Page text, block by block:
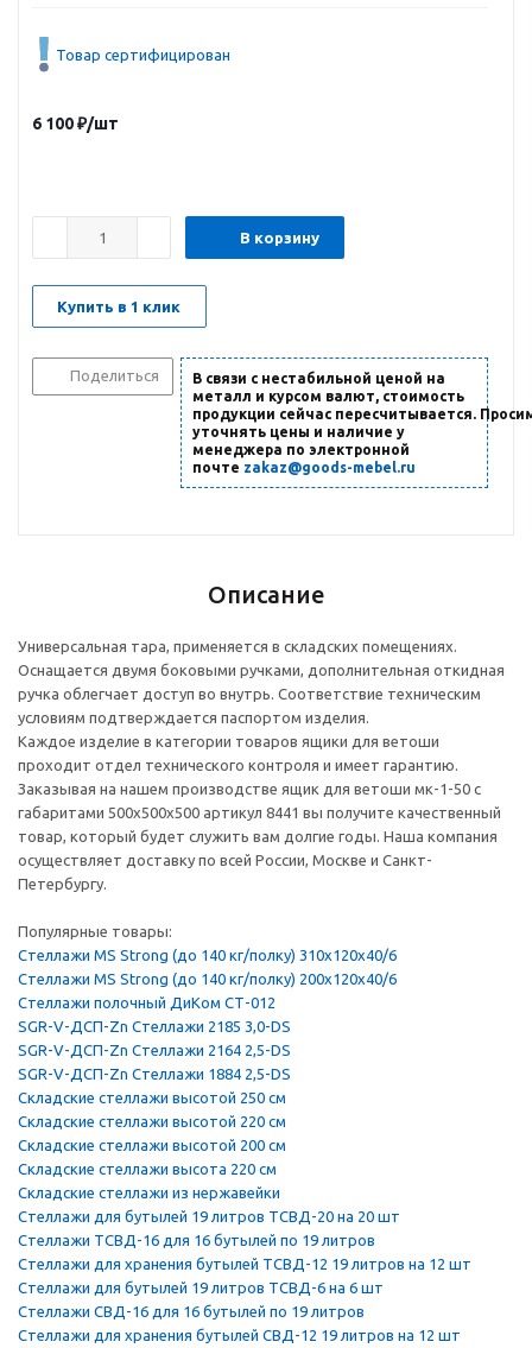
Товар сертифицирован
6 100₽/шт
В корзину
Купить в 1 клик
Поделиться
В связи с нестабильной ценой на
металл и курсом валют, стоимость
продукции сейчас пересчитывается.
уточнять цены и наличие у
менеджера по электронной
почте zakaz@goods-mebel.ru
Описание
Универсальная тара, применяется в складских помещениях.
Оснащается двумя боковыми ручками, дополнительная откидная
ручка облегчает доступ во внутрь. Соответствие техническим
условиям подтверждается паспортом изделия.
Каждое изделие в категории товаров ящики для ветоши
проходит отдел технического контроля и имеет гарантию.
Заказывая на нашем производстве ящик для ветоши мк-1-50 с
габаритами 500х500х500 артикул 8441 вы получите качественный
товар, который будет служить вам долгие годы. Наша компания
осуществляет доставку по всей России, Москве и Санкт-
Петербургу.
Популярные товары:
Стеллажи MS Strong (до 140 кг/полку) 310х120х40/6
Стеллажи MS Strong (до 140 кг/полку) 200х120х40/6
Стеллажи полочный ДиКом СТ-012
SGR-V-ДСП-Zn Стеллажи 2185 3,0-DS
SGR-V-ДСП-Zn Стеллажи 2164 2,5-DS
SGR-V-ДСП-Zn Стеллажи 1884 2,5-DS
Складские стеллажи высотой 250 см
Складские стеллажи высотой 220 см
Складские стеллажи высотой 200 см
Складские стеллажи высота 220 см
Складские стеллажи из нержавейки
Стеллажи для бутылей 19 литров ТСВД-20 на 20 шт
Стеллажи ТСВД-16 для 16 бутылей по 19 литров
Стеллажи для хранения бутылей ТСВД-12 19 литров на 12 шт
Стеллажи для бутылей 19 литров ТСВД-6 на 6 шт
Стеллажи СВД-16 для 16 бутылей по 19 литров
Стеллажи для хранения бутылей СВД-12 19 литров на 12 шт